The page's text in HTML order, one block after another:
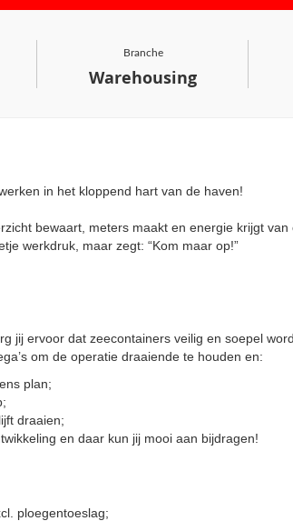
Branche
Warehousing
in het kloppend hart van de haven!
bewaart, meters maakt en energie krijgt van
werkdruk, maar zegt: “Kom maar op!”
jij ervoor dat zeecontainers veilig en soepel
om de operatie draaiende te houden en:
plan;
draaien;
en daar kun jij mooi aan bijdragen!
ploegentoeslag;